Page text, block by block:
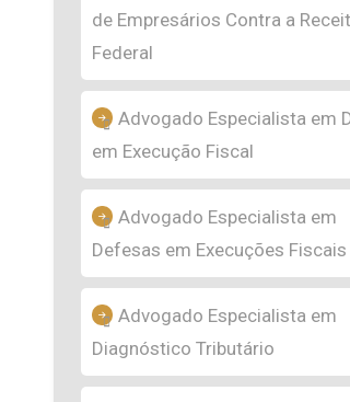
de Empresários Contra a
Federal
Advogado Especialista em
em Execução Fiscal
Advogado Especialista em
Defesas em Execuções Fiscais
Advogado Especialista em
Diagnóstico Tributário